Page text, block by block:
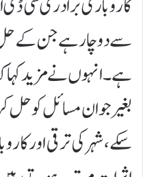
سے دوچار ہے جن کے حل
ہے۔ انہوں نے مزید کہا
بغیر جو ان مسائل کو
سکے ، شہر کی ترقی اور